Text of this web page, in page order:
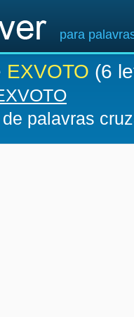
para
EXVOTO (6
palavras